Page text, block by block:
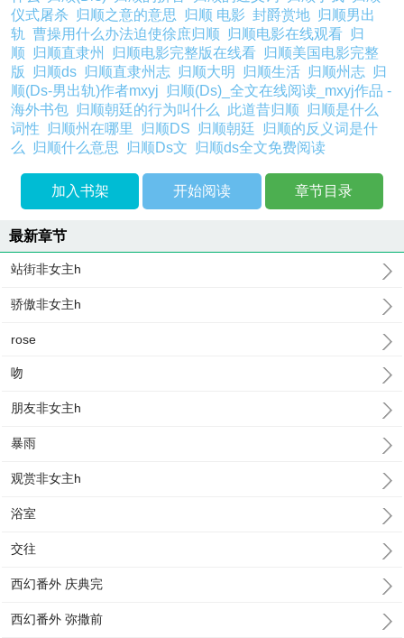
仪式屠杀 归顺之意的意思 归顺 电影封爵赏地 归顺男出
轨曹操用什么办法迫使徐庶归顺 归顺电影在线观看 归
顺
归顺直隶州 归顺电影完整版在线看 归顺美国电影完整
版
归顺ds 归顺直隶州志 归顺大明 归顺生活 归顺州志 归
顺(Ds-男出轨)作者mxyj
归顺(Ds)_全文在线阅读_mxyj作品 -
海外书包 归顺朝廷的行为叫什么 此道昔归顺
归顺是什么
词性
归顺州在哪里 归顺DS 归顺朝廷
归顺的反义词是什
么
归顺什么意思 归顺Ds文 归顺ds全文免费阅读
加入书架 开始阅读 章节目录
最新章节
站街非女主h
骄傲非女主h
rose
吻
朋友非女主h
暴雨
观赏非女主h
浴室
交往
西幻番外 庆典完
西幻番外 弥撒前